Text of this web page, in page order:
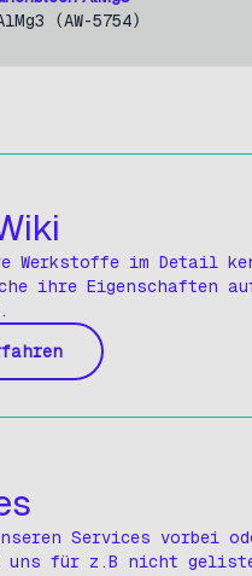
H6
Blank
Blank
Blank
(AW-5754)
Werkstoffe im Detail
ihre Eigenschaften
Services vorbei
uns für z.B nicht